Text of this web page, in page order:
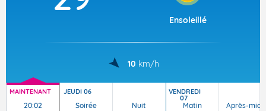
Ensoleillé
10 km/h
MAINTENANT
20:02
JEUDI 06
Soirée Nuit
VENDREDI
07
Matin Après-midi